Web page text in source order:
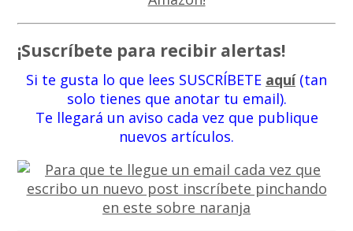
¡Suscríbete para recibir alertas!
Si te gusta lo que lees SUSCRÍBETE aquí(tan
solo tienes que anotar tu email).
Te llegará un aviso cada vez que publique
nuevos artículos.